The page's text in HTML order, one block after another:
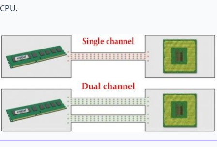
CPU.